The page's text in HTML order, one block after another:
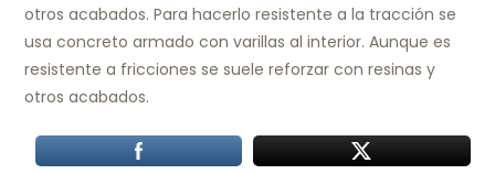
otros acabados. Para hacerlo resistente a la tracción se
usa concreto armado con varillas al interior. Aunque es
resistente a fricciones se suele reforzar con resinas y
otros acabados.